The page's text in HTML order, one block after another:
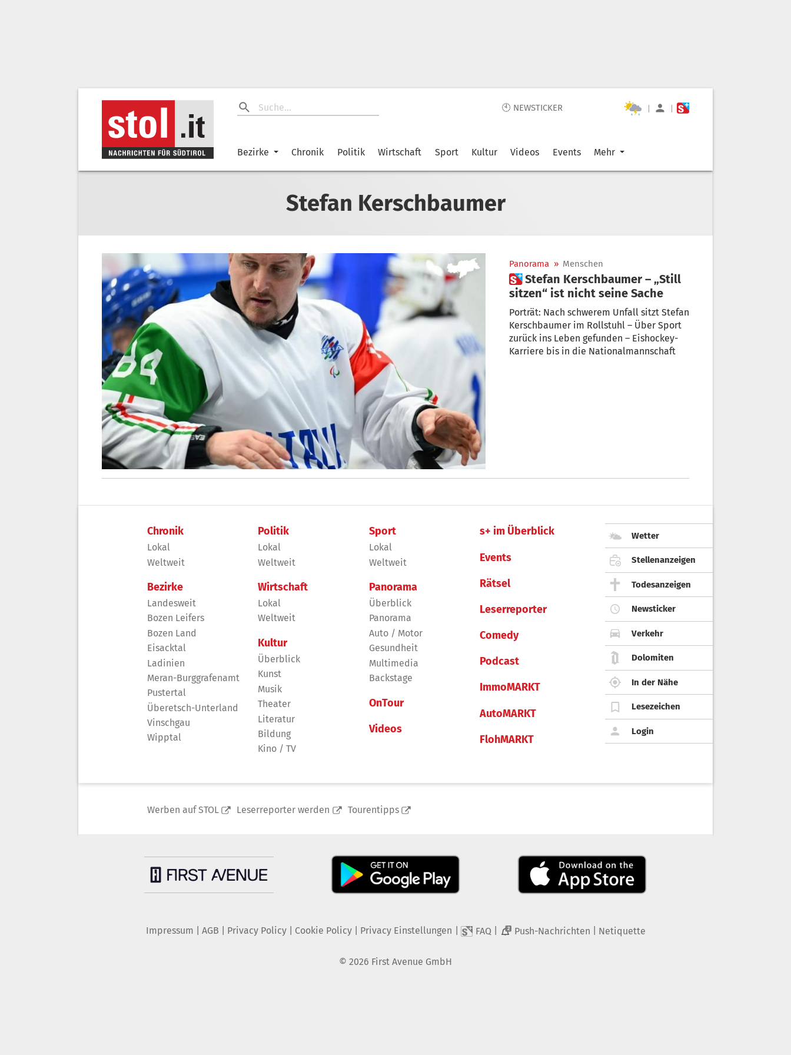
🕙 NEWSTICKER | |
Bezirke Chronik Politik Wirtschaft Sport Kultur Videos Events Mehr
Stefan Kerschbaumer
Panorama » Menschen
 Stefan Kerschbaumer – „Still
sitzen“ ist nicht seine Sache
Porträt: Nach schwerem Unfall sitzt Stefan
Kerschbaumer im Rollstuhl – Über Sport
zurück ins Leben gefunden – Eishockey-
Karriere bis in die Nationalmannschaft
Chronik
Lokal
Weltweit
Bezirke
Landesweit
Bozen Leifers
Bozen Land
Eisacktal
Ladinien
Meran-Burggrafenamt
Pustertal
Überetsch-Unterland
Vinschgau
Wipptal
Politik
Lokal
Weltweit
Wirtschaft
Lokal
Weltweit
Kultur
Überblick
Kunst
Musik
Theater
Literatur
Bildung
Kino / TV
Sport
Lokal
Weltweit
Panorama
Überblick
Panorama
Auto / Motor
Gesundheit
Multimedia
Backstage
OnTour
Videos
s+ im Überblick
Events
Rätsel
Leserreporter
Comedy
Podcast
ImmoMARKT
AutoMARKT
FlohMARKT
Wetter
Stellenanzeigen
Todesanzeigen
Newsticker
Verkehr
Dolomiten
In der Nähe
Lesezeichen
Login
Werben auf STOL Leserreporter werden Tourentipps
Impressum AGB Privacy Policy| Cookie Policy| Privacy Einstellungen FAQ 2 Push-Nachrichten Netiquette
© 2026 First Avenue GmbH